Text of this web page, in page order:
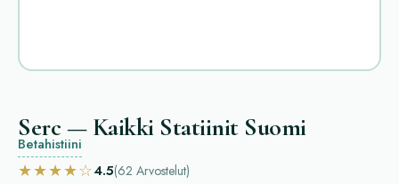
Serc — Kaikki Statiinit Suomi
Betahistiini
★★★★☆4.5(62 Arvostelut)